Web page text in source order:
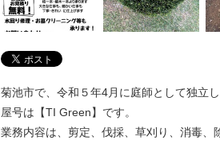
菊池市で、令和５年4月に庭師として独立し
屋号は【TI Green】です。
業務内容は、剪定、伐採、草刈り、消毒、